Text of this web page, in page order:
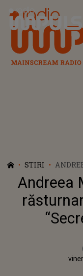
Radio Impuls
STIRI
DE
Andreea
miercuri, 20